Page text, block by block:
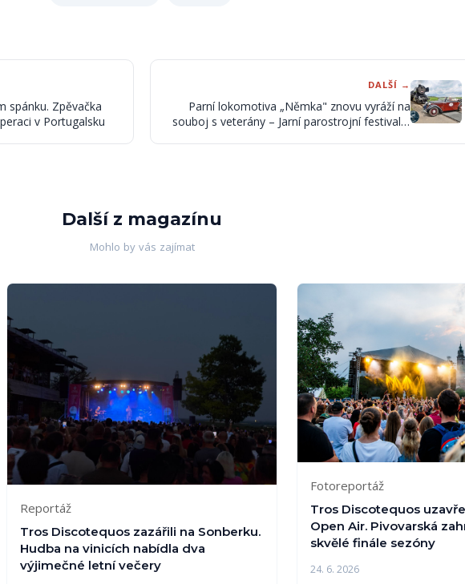
spánku. Zpěvačka
v Portugalsku
DALŠÍ →
Parní lokomotiva „Němka" znovu vyráží na
souboj s veterány – Jarní parostrojní festival a
Další z magazínu
Mohlo by vás zajímat
Reportáž
Tros Discotequos zazářili na Sonberku.
Hudba na vinicích nabídla dva
výjimečné letní večery
Fotoreportáž
Tros Discotequos
Open Air. Pivovarská
skvělé finále sezóny
24. 6. 2026